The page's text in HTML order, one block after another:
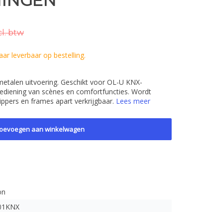
btw
leverbaar op bestelling.
uitvoering. Geschikt voor OL-U KNX-
van scènes en comfortfuncties. Wordt
en frames apart verkrijgbaar. Lees meer
aan winkelwagen